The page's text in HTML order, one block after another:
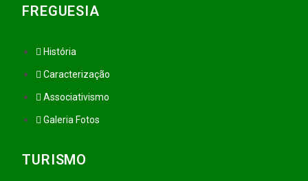
FREGUESIA
História
Caracterização
Associativismo
Galeria Fotos
TURISMO